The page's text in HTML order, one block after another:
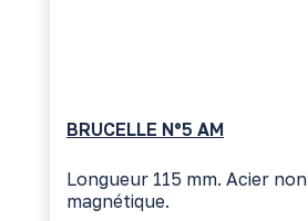
BRUCELLE N°5 AM
Longueur 115 mm. Acier non
magnétique.